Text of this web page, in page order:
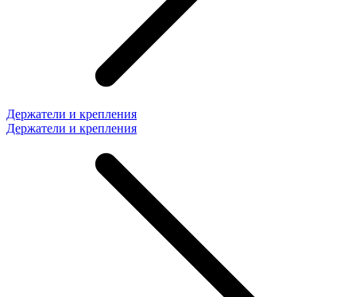
Держатели и крепления
Держатели и крепления